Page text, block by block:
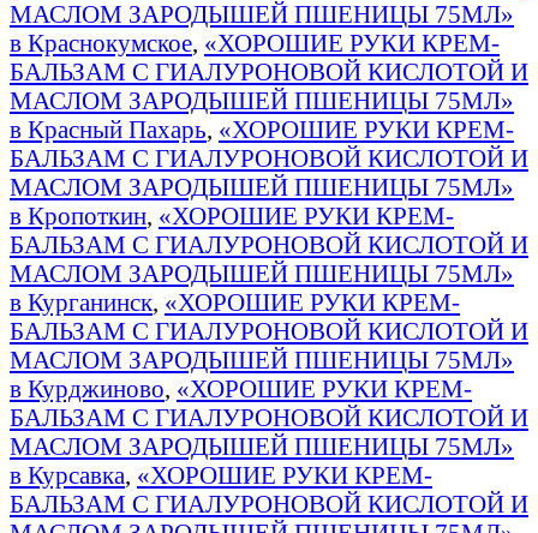
МАСЛОМ ЗАРОДЫШЕЙ ПШЕНИЦЫ 75МЛ»
в Краснокумское, «ХОРОШИЕ РУКИ КРЕМ-
БАЛЬЗАМ С ГИАЛУРОНОВОЙ КИСЛОТОЙ И
МАСЛОМ ЗАРОДЫШЕЙ ПШЕНИЦЫ 75МЛ»
в Красный Пахарь, «ХОРОШИЕ РУКИ КРЕМ-
БАЛЬЗАМ С ГИАЛУРОНОВОЙ КИСЛОТОЙ И
МАСЛОМ ЗАРОДЫШЕЙ ПШЕНИЦЫ 75МЛ»
в Кропоткин, «ХОРОШИЕ РУКИ КРЕМ-
БАЛЬЗАМ С ГИАЛУРОНОВОЙ КИСЛОТОЙ И
МАСЛОМ ЗАРОДЫШЕЙ ПШЕНИЦЫ 75МЛ»
в Курганинск, «ХОРОШИЕ РУКИ КРЕМ-
БАЛЬЗАМ С ГИАЛУРОНОВОЙ КИСЛОТОЙ И
МАСЛОМ ЗАРОДЫШЕЙ ПШЕНИЦЫ 75МЛ»
в Курджиново, «ХОРОШИЕ РУКИ КРЕМ-
БАЛЬЗАМ С ГИАЛУРОНОВОЙ КИСЛОТОЙ И
МАСЛОМ ЗАРОДЫШЕЙ ПШЕНИЦЫ 75МЛ»
в Курсавка, «ХОРОШИЕ РУКИ КРЕМ-
БАЛЬЗАМ С ГИАЛУРОНОВОЙ КИСЛОТОЙ И